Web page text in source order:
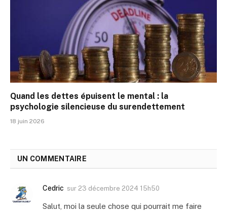
Quand les dettes épuisent le mental : la
psychologie silencieuse du surendettement
18 juin 2026
UN COMMENTAIRE
Cedric sur 23 décembre 2024 15h50
Salut, moi la seule chose qui pourrait me faire